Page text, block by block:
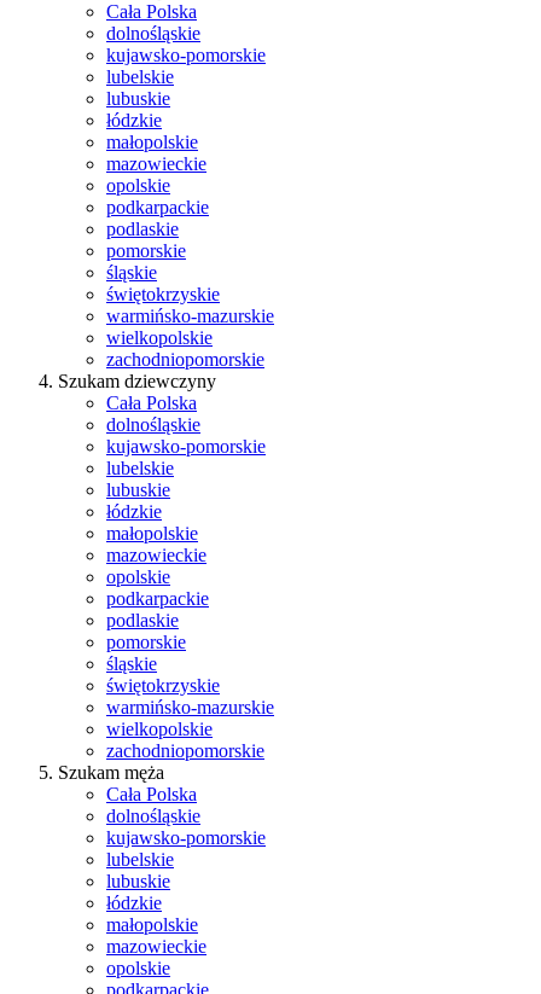
Cała Polska
dolnośląskie
kujawsko-pomorskie
lubelskie
lubuskie
łódzkie
małopolskie
mazowieckie
opolskie
podkarpackie
podlaskie
pomorskie
śląskie
świętokrzyskie
warmińsko-mazurskie
wielkopolskie
zachodniopomorskie
Szukam dziewczyny
Cała Polska
dolnośląskie
kujawsko-pomorskie
lubelskie
lubuskie
łódzkie
małopolskie
mazowieckie
opolskie
podkarpackie
podlaskie
pomorskie
śląskie
świętokrzyskie
warmińsko-mazurskie
wielkopolskie
zachodniopomorskie
Szukam męża
Cała Polska
dolnośląskie
kujawsko-pomorskie
lubelskie
lubuskie
łódzkie
małopolskie
mazowieckie
opolskie
podkarpackie